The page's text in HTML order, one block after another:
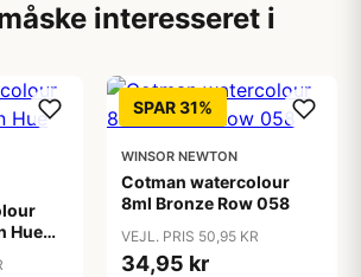
interesseret i
Hue
SPAR 31%
WINSOR NEWTON
Cotman watercolour
8ml Bronze Row 058
VEJL. PRIS 50,95 KR
34,95 kr